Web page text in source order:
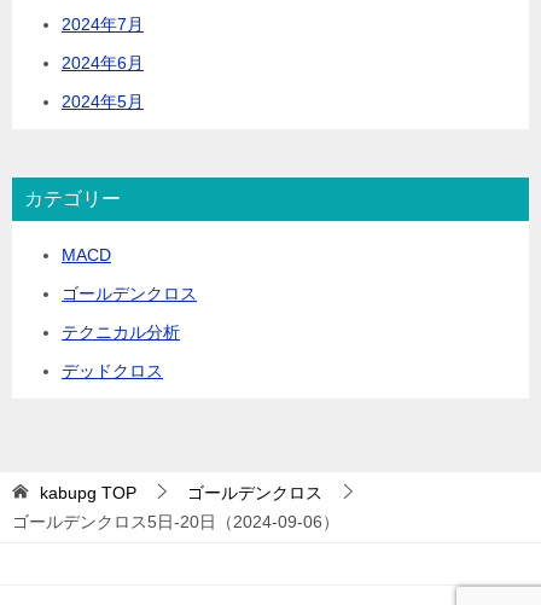
2024年7月
2024年6月
2024年5月
カテゴリー
MACD
ゴールデンクロス
テクニカル分析
デッドクロス
kabupg TOP
ゴールデンクロス
ゴールデンクロス5日-20日（2024-09-06）